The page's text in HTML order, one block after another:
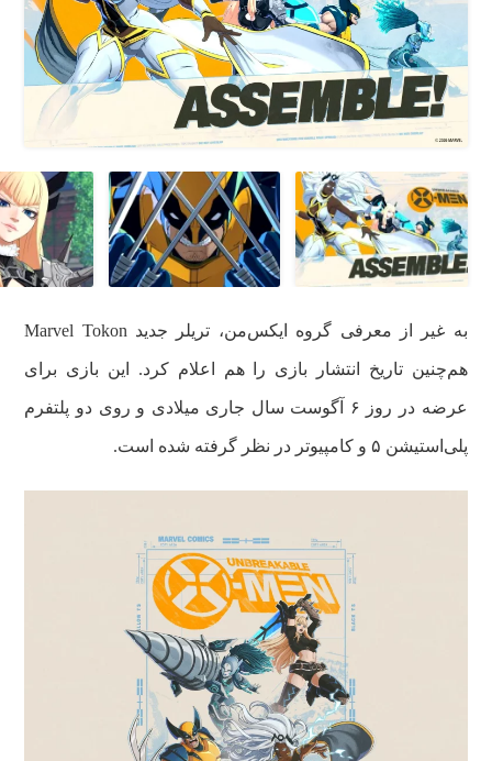
به غیر از معرفی گروه ایکس‌من، تریلر جدید Marvel Tokon
هم‌چنین تاریخ انتشار بازی را هم اعلام کرد. این بازی برای
عرضه در روز ۶ آگوست سال جاری میلادی و روی دو پلتفرم
پلی‌استیشن ۵ و کامپیوتر در نظر گرفته شده است.